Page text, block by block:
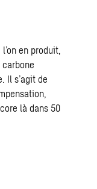
en produit,
carbone
Il s’agit de
là dans 50